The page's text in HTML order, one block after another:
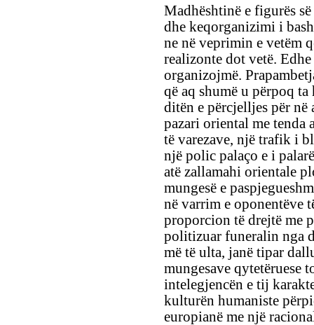
Madhështinë e figurës
dhe keqorganizimi i
ne në veprimin e vetëm
realizonte dot vetë.
organizojmë.
që aq shumë u përpoq
ditën e përcjelljes për
pazari oriental me tenda
të varezave, një trafik i
një polic palaço e i
atë zallamahi orientale
mungesë e
në varrim e oponentëve
proporcion të drejtë me
politizuar funeralin nga
më të ulta, janë tipar
mungesave qytetëruese
intelegjencën e tij
kulturën humaniste
europianë me një